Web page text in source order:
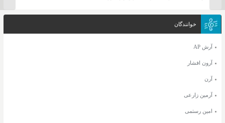
خوانندگان
آرش AP
آرون افشار
آرن
آرمین زارعی
امین رستمی